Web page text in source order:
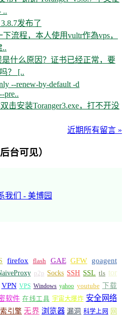
..
发布了
流程，本人使用vultr作為vps，
..
什么原因？证书已经正常，要
？ [..
--renew-by-default -d
pre..
击安装Toranger3.exe，打不开没
近期所有留言 »
台可见）
我们 - 美博园
firefox flash GAE GFW
goagent
p2p Socks SSH SSL tls tor
VPN VPS Windows yahoo youtube 下载
软件 在线工具 宇宙大爆炸 安全网络
引擎 无界 浏览器 漏洞 科学上网 网